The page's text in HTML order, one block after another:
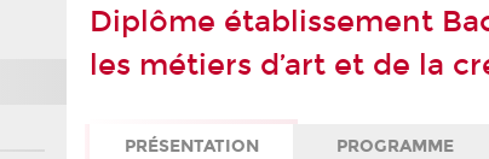
Diplôme établissement
les métiers d’art et de la
PRÉSENTATION PROGRAMME